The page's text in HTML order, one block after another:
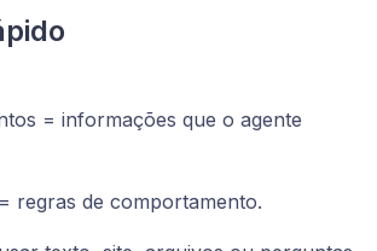
= informações que o agente
regras de comportamento.